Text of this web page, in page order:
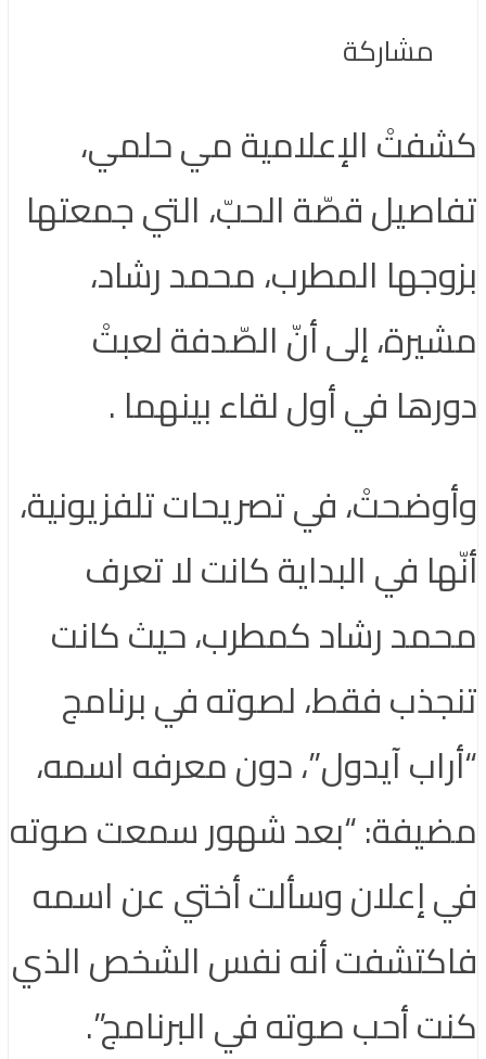
مشاركة
كشفتْ الإعلامية مي حلمي،
تفاصيل قصّة الحبّ، التي جمعتها
بزوجها المطرب، محمد رشاد،
مشيرة، إلى أنّ الصّدفة لعبتْ
دورها في أول لقاء بينهما .
وأوضحتْ، في تصريحات تلفزيونية،
أنّها في البداية كانت لا تعرف
محمد رشاد كمطرب، حيث كانت
تنجذب فقط، لصوته في برنامج
“أراب آيدول”، دون معرفه اسمه،
مضيفة: “بعد شهور سمعت صوته
في إعلان وسألت أختي عن اسمه
فاكتشفت أنه نفس الشخص الذي
كنت أحب صوته في البرنامج”.